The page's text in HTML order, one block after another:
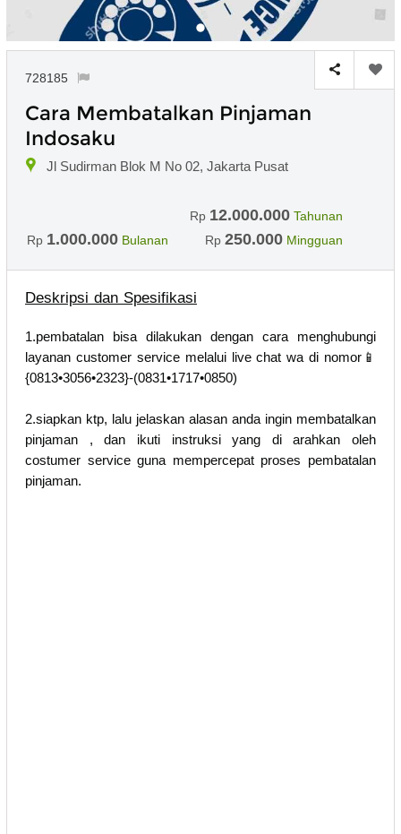
728185
Cara Membatalkan Pinjaman
Indosaku
Jl Sudirman Blok M No 02, Jakarta Pusat
Rp 12.000.000 Tahunan
Rp 1.000.000 Bulanan Rp 250.000 Mingguan
Deskripsi dan Spesifikasi
1.pembatalan bisa dilakukan dengan cara menghubungi
layanan customer service melalui live chat wa di nomor📱
{0813•3056•2323}-(0831•1717•0850)
2.siapkan ktp, lalu jelaskan alasan anda ingin membatalkan
pinjaman , dan ikuti instruksi yang di arahkan oleh
costumer service guna mempercepat proses pembatalan
pinjaman.